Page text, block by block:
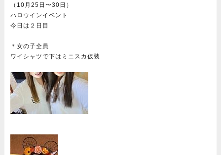
（10月25日〜30日）
ハロウインイベント
今日は２日目
＊女の子全員
ワイシャツで下はミニスカ仮装